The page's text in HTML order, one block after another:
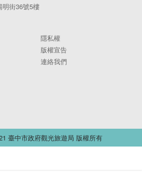
明街36號5樓
隱私權
版權宣告
連絡我們
臺中市政府觀光旅遊局 版權所有